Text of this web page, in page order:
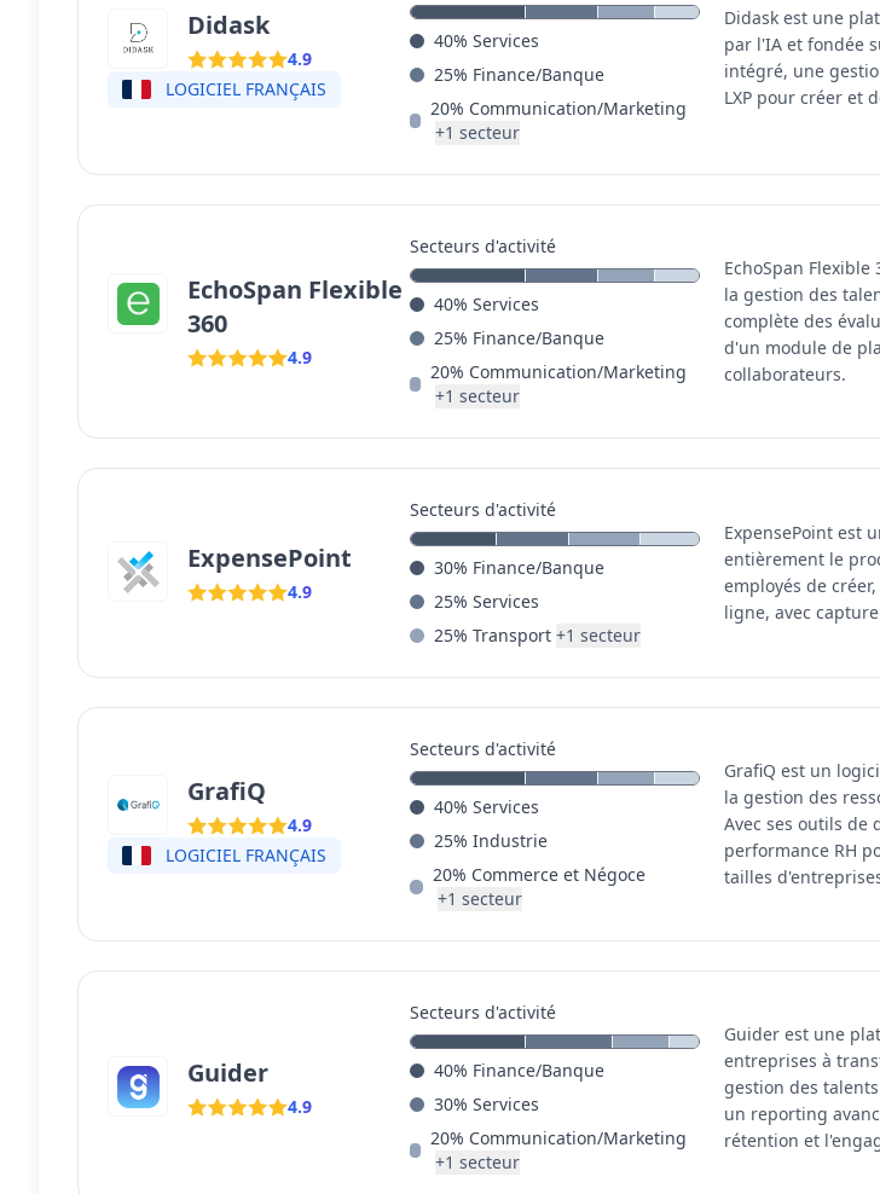
Didask
4.9
LOGICIEL FRANÇAIS
40% Services
25% Finance/Banque
20% Communication/Marketing
+1 secteur
Didask est une
par l'IA et fondée
intégré, une
LXP pour créer et
EchoSpan Flexible
360
4.9
Secteurs d'activité
40% Services
25% Finance/Banque
20% Communication/Marketing
+1 secteur
EchoSpan
la gestion des
complète des
d'un module de
collaborateurs.
ExpensePoint
4.9
Secteurs d'activité
30% Finance/Banque
25% Services
25% Transport +1 secteur
ExpensePoint est
entièrement le
employés de
ligne, avec
GrafiQ
4.9
LOGICIEL FRANÇAIS
Secteurs d'activité
40% Services
25% Industrie
20% Commerce et Négoce
+1 secteur
GrafiQ est un
la gestion des
Avec ses outils de
performance RH
tailles
Guider
4.9
Secteurs d'activité
40% Finance/Banque
30% Services
20% Communication/Marketing
+1 secteur
Guider est une
entreprises à
gestion des
un reporting
rétention et